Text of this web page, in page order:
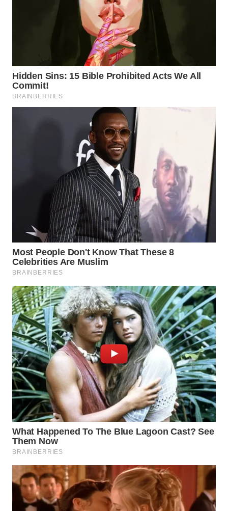
WN
SOLO
SURABAYA
WN
NATUNA
WN
BINTAN
WN
MANDALIKA
WN
LIKUPANG
WN
LABUANBAJO
WN
BORNEO
Wahana
Media
Group
WAHANA